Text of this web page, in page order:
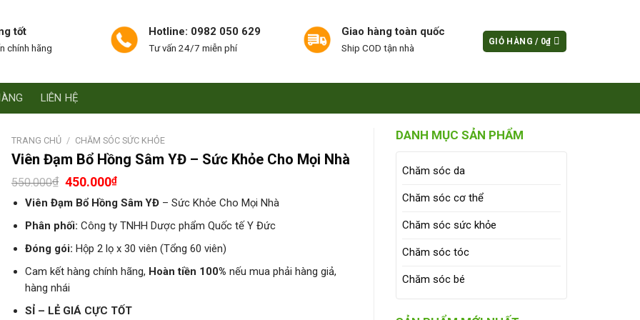
tốt
chính hãng
Hotline: 0982 050 629
Tư vấn 24/7 miễn phí
Giao hàng toàn quốc
Ship COD tận nhà
GIỎ HÀNG / 0₫
LIÊN HỆ
DANH MỤC SẢN PHẨM
Chăm sóc da
Chăm sóc cơ thể
Chăm sóc sức khỏe
Chăm sóc tóc
Chăm sóc bé
TRANG CHỦ / CHĂM SÓC SỨC KHỎE
Viên Đạm Bổ Hồng Sâm YĐ – Sức Khỏe Cho Mọi Nhà
550.000₫ 450.000₫
Viên Đạm Bổ Hồng Sâm YĐ – Sức Khỏe Cho Mọi Nhà
Phân phối: Công ty TNHH Dược phẩm Quốc tế Y Đức
Đóng gói: Hộp 2 lọ x 30 viên (Tổng 60 viên)
Cam kết hàng chính hãng, Hoàn tiền 100% nếu mua phải hàng giả,
hàng nhái
SỈ – LẺ GIÁ CỰC TỐT